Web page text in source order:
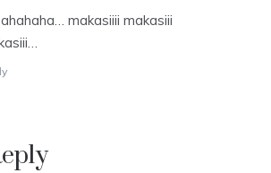
makasiiii makasiii